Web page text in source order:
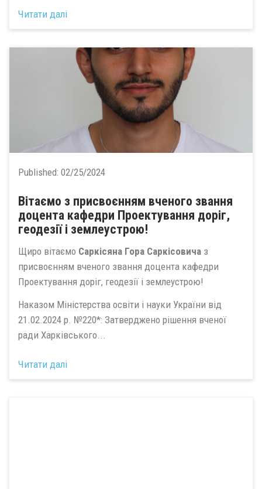
Читати далі
Published: 02/25/2024
Вітаємо з присвоєнням вченого звання
доцента кафедри Проектування доріг,
геодезії і землеустрою!
Щиро вітаємо Саркісяна Гора Саркісовича з
присвоєнням вченого звання доцента кафедри
Проектування доріг, геодезії і землеустрою!
Наказом Міністерства освіти і науки України від
21.02.2024 р. №220*: Затверджено рішення вченої
ради Харківського...
Читати далі